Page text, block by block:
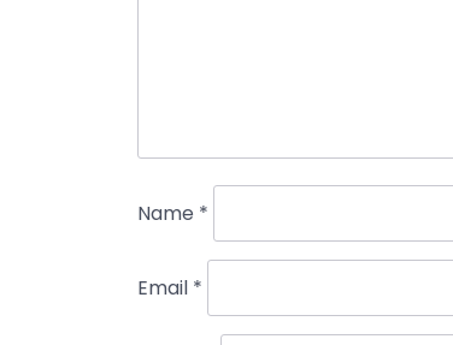
Name *
Email *